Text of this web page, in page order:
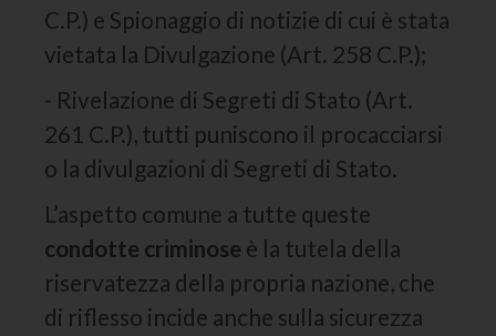
C.P.) e Spionaggio di notizie di cui è stata
vietata la Divulgazione (Art. 258 C.P.);
- Rivelazione di Segreti di Stato (Art.
261 C.P.), tutti puniscono il procacciarsi
o la divulgazioni di Segreti di Stato.
L’aspetto comune a tutte queste
condotte criminose è la tutela della
riservatezza della propria nazione, che
di riflesso incide anche sulla sicurezza